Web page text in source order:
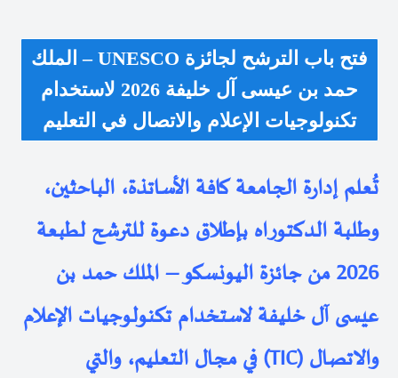
فتح باب الترشح لجائزة UNESCO – الملك
حمد بن عيسى آل خليفة 2026 لاستخدام
تكنولوجيات الإعلام والاتصال في التعليم
تُعلم إدارة الجامعة كافة الأساتذة، الباحثين،
وطلبة الدكتوراه بإطلاق دعوة للترشح لطبعة
2026 من
جائزة اليونسكو – الملك حمد بن
عيسى آل خليفة لاستخدام تكنولوجيات الإعلام
والاتصال(TIC)
في مجال التعليم، والتي